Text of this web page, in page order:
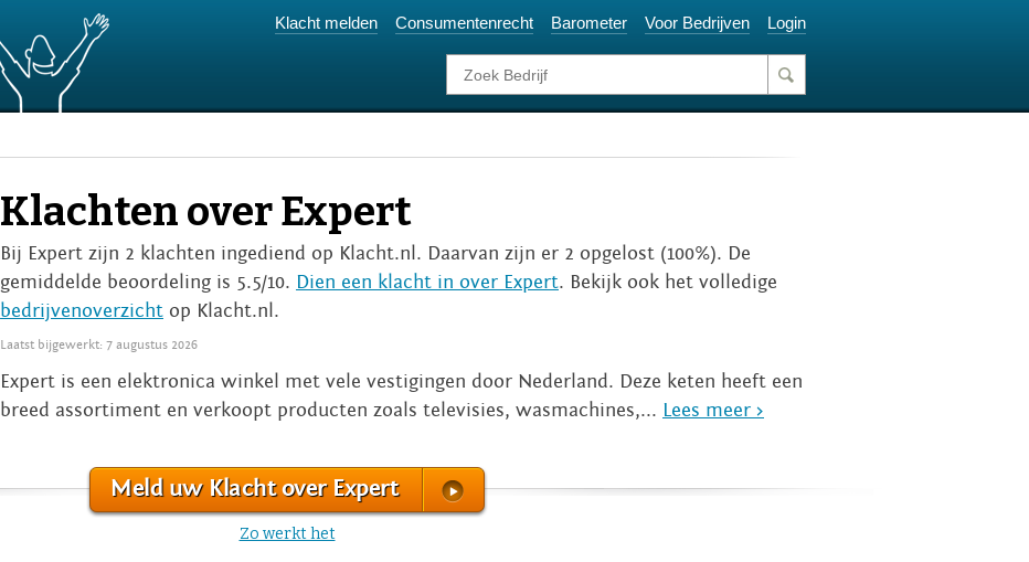
Klacht melden Consumentenrecht Barometer Voor Bedrijven Login
Klachten over Expert
Bij Expert zijn 2 klachten ingediend op Klacht.nl. Daarvan zijn er 2 opgelost (100%). De
gemiddelde beoordeling is 5.5/10. Dien een klacht in over Expert. Bekijk ook het volledige
bedrijvenoverzicht op Klacht.nl.
Laatst bijgewerkt: 7 augustus 2026
Expert is een elektronica winkel met vele vestigingen door Nederland. Deze keten heeft een
breed assortiment en verkoopt producten zoals televisies, wasmachines,... Lees meer >
Meld uw Klacht over Expert
Zo werkt het